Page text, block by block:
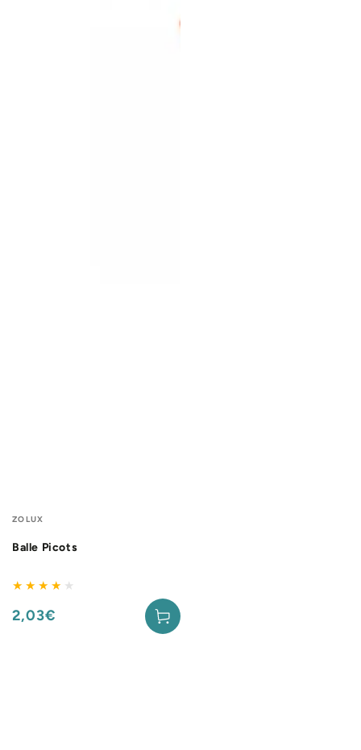
Fournisseur:
ZOLUX
Balle Picots
Prix
2,03€